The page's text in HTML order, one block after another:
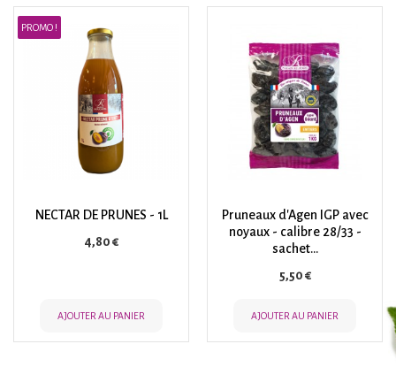
NECTAR DE PRUNES - 1L
Prix
4,80 €
AJOUTER AU PANIER
PROMO !
Pruneaux d'Agen IGP avec
noyaux - calibre 28/33 -
sachet...
Prix
5,50 €
AJOUTER AU PANIER